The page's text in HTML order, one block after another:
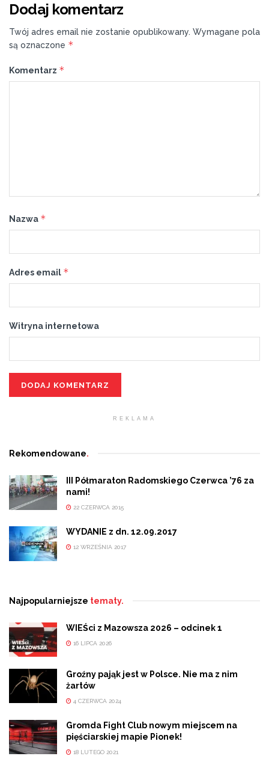
Dodaj komentarz
Twój adres email nie zostanie opublikowany. Wymagane pola
są oznaczone *
Komentarz *
Nazwa *
Adres email *
Witryna internetowa
REKLAMA
Rekomendowane.
III Półmaraton Radomskiego Czerwca ’76 za
nami!
22 CZERWCA 2015
WYDANIE z dn. 12.09.2017
12 WRZEŚNIA 2017
Najpopularniejsze tematy.
WIEŚci z Mazowsza 2026 – odcinek 1
16 LIPCA 2026
Groźny pająk jest w Polsce. Nie ma z nim
żartów
4 CZERWCA 2024
Gromda Fight Club nowym miejscem na
pięściarskiej mapie Pionek!
18 LUTEGO 2021